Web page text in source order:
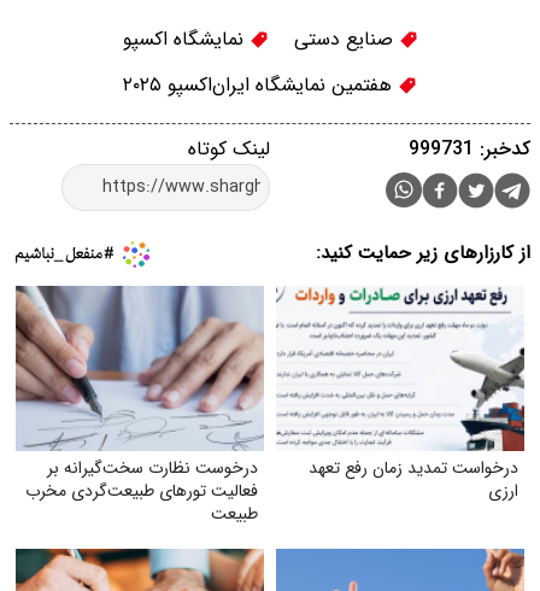
صنایع دستی
نمایشگاه اکسپو
هفتمین نمایشگاه ایران‌اکسپو ۲۰۲۵
لینک کوتاه کدخبر: 999731
از کارزارهای زیر حمایت کنید:
درخواست تمدید زمان رفع تعهد
ارزی
درخوست نظارت سخت‌گیرانه بر
فعالیت تورهای طبیعت‌گردی مخرب
طبیعت